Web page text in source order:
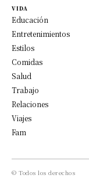
VIDA
Educación
Entretenimientos
Estilos
Comidas
Salud
Trabajo
Relaciones
Viajes
Fam
© Todos los derechos